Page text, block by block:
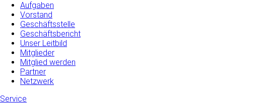
Aufgaben
Vorstand
Geschäftsstelle
Geschäftsbericht
Unser Leitbild
Mitglieder
Mitglied werden
Partner
Netzwerk
Service